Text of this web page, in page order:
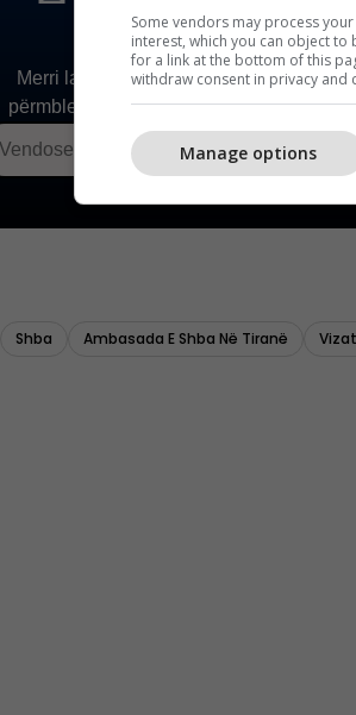
Some vendors may process
interest, which you can object
for a link at the bottom of this
withdraw consent in privacy and
Manage options